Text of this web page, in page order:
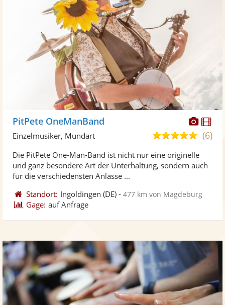
Fotos
PitPete OneManBand
4,8
5
(6)
Einzelmusiker, Mundart
Die PitPete One-Man-Band ist nicht nur eine originelle
und ganz besondere Art der Unterhaltung, sondern auch
für die verschiedensten Anlässe ...
Standort: Ingoldingen (DE) -477 km von Magdeburg
Gage: auf Anfrage